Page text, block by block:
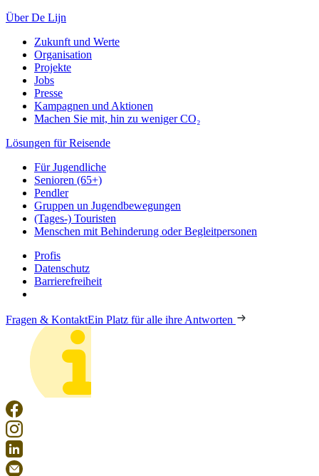
Über De Lijn
Zukunft und Werte
Organisation
Projekte
Jobs
Presse
Kampagnen und Aktionen
Machen Sie mit, hin zu weniger CO₂
Lösungen für Reisende
Für Jugendliche
Senioren (65+)
Pendler
Gruppen un Jugendbewegungen
(Tages-) Touristen
Menschen mit Behinderung oder Begleitpersonen
Profis
Datenschutz
Barrierefreiheit
Fragen & KontaktEin Platz für alle ihre Antworten